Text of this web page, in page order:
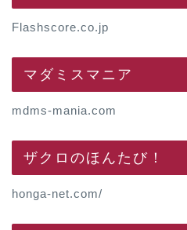
Flashscore.co.jp
マダミスマニア
mdms-mania.com
ザクロのほんたび！
honga-net.com/